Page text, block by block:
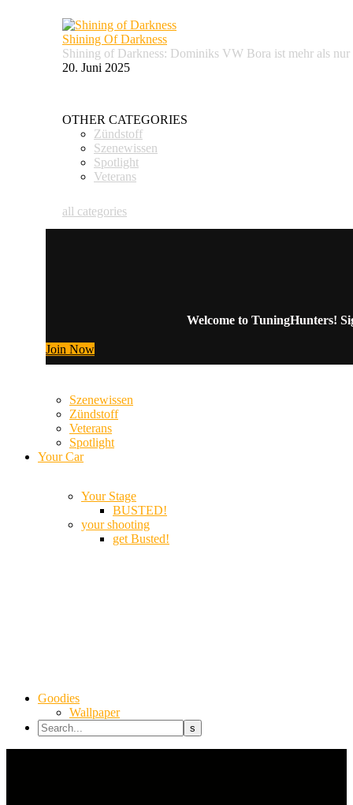
Shining Of Darkness
Shining of Darkness: Dominiks VW Bora ist mehr als
20. Juni 2025
OTHER CATEGORIES
Zündstoff
Szenewissen
Spotlight
Veterans
all categories
Welcome to TuningHunters!
Join Now
Szenewissen
Zündstoff
Veterans
Spotlight
Your Car
Your Stage
BUSTED!
your shooting
get Busted!
Goodies
Wallpaper